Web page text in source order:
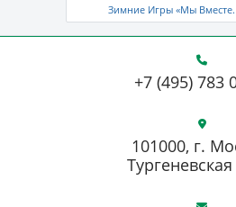
Зимние Игры «Мы Вместе.
+7 (495) 783
101000, г.